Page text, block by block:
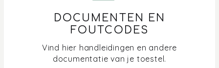
DOCUMENTEN EN
FOUTCODES
Vind hier handleidingen en andere
documentatie van je toestel.